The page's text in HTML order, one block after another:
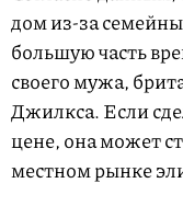
дом из-за
большую часть
своего мужа,
Джилкса. Если
цене, она может
местном рынке